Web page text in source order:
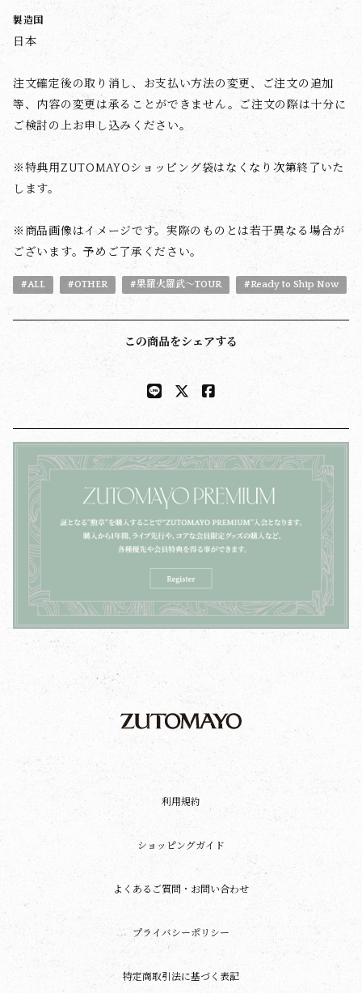
製造国
日本
注文確定後の取り消し、お支払い方法の変更、ご注文の追加
等、内容の変更は承ることができません。ご注文の際は十分に
ご検討の上お申し込みください。
※特典用ZUTOMAYOショッピング袋はなくなり次第終了いた
します。
※商品画像はイメージです。実際のものとは若干異なる場合が
ございます。予めご了承ください。
#ALL #OTHER #果羅火羅武〜TOUR #Ready to Ship Now
この商品をシェアする
利用規約
ショッピングガイド
よくあるご質問・お問い合わせ
プライバシーポリシー
特定商取引法に基づく表記